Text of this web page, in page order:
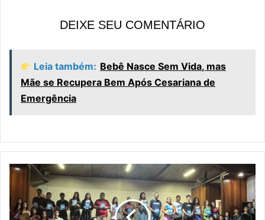
DEIXE SEU COMENTÁRIO
Leia também: Bebê Nasce Sem Vida, mas
Mãe se Recupera Bem Após Cesariana de
Emergência
N
t